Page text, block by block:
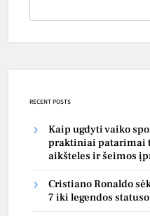
RECENT POSTS
Kaip ugdyti vaiko
praktiniai patarimai
aikšteles ir šeimos
Cristiano Ronaldo
7 iki legendos statuso